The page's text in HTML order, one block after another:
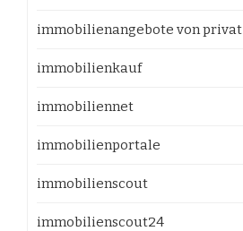
immobilienangebote von privat
immobilienkauf
immobiliennet
immobilienportale
immobilienscout
immobilienscout24